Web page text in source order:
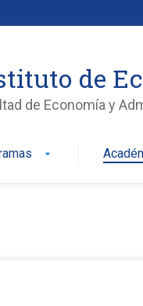
de
de Economía y
arrow_drop_down